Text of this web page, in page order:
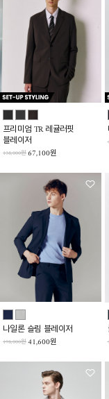
프리미엄 TR 레귤러핏
블레이저
138,000원67,100원
나일론 슬림 블레이저
198,000원41,600원